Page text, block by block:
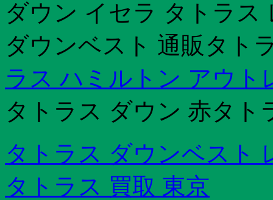
ダウン イセラ タトラ
ダウンベスト 通販タト
ラス ハミルトン アウト
タトラス ダウン 赤タト
タトラス ダウンベスト
タトラス 買取 東京